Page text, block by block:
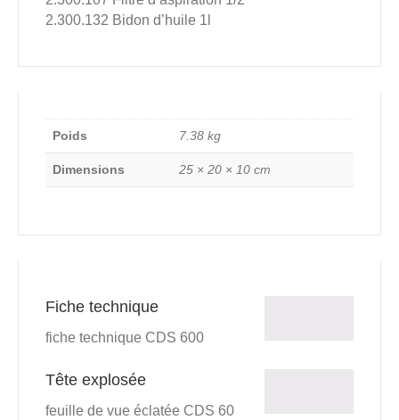
2.300.132 Bidon d’huile 1l
Poids 7.38 kg
Dimensions 25 × 20 × 10 cm
Fiche technique
fiche technique CDS 600
Tête explosée
feuille de vue éclatée CDS 60